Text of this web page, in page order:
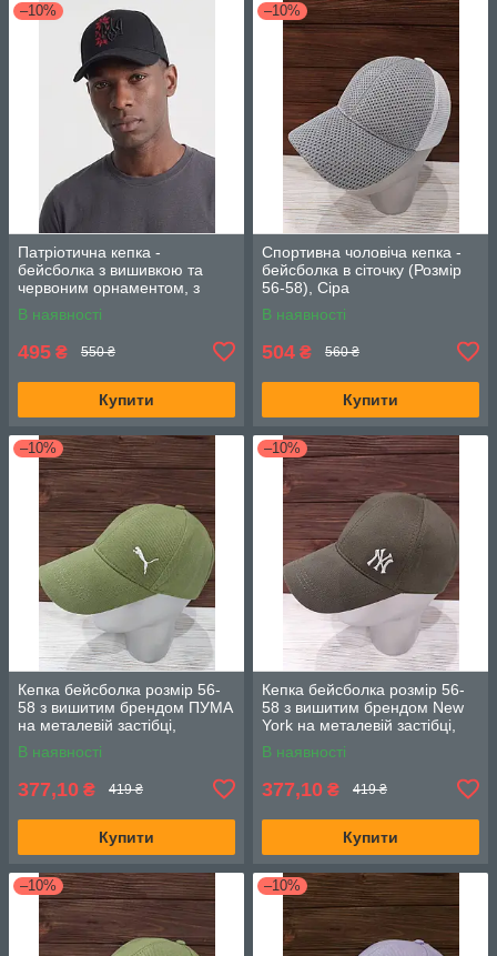
–10%
Патріотична кепка -
бейсболка з вишивкою та
червоним орнаментом, з
регулятором розміру, Чорна
В наявності
495 ₴ 550 ₴
Купити
–10%
Спортивна чоловіча кепка -
бейсболка в сіточку (Розмір
56-58), Сіра
В наявності
504 ₴ 560 ₴
Купити
–10%
Кепка бейсболка розмір 56-
58 з вишитим брендом ПУМА
на металевій застібці,
Оливкова
В наявності
377,10 ₴ 419 ₴
Купити
–10%
Кепка бейсболка розмір 56-
58 з вишитим брендом New
York на металевій застібці,
Хакі
В наявності
377,10 ₴ 419 ₴
Купити
–10% –10%